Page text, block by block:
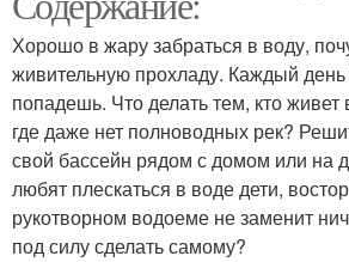
Хорошо в жару забраться в воду,
живительную прохладу. Каждый
попадешь. Что делать тем, кто живет
где даже нет полноводных рек?
свой бассейн рядом с домом или на
любят плескаться в воде дети,
рукотворном водоеме не заменит
под силу сделать самому?